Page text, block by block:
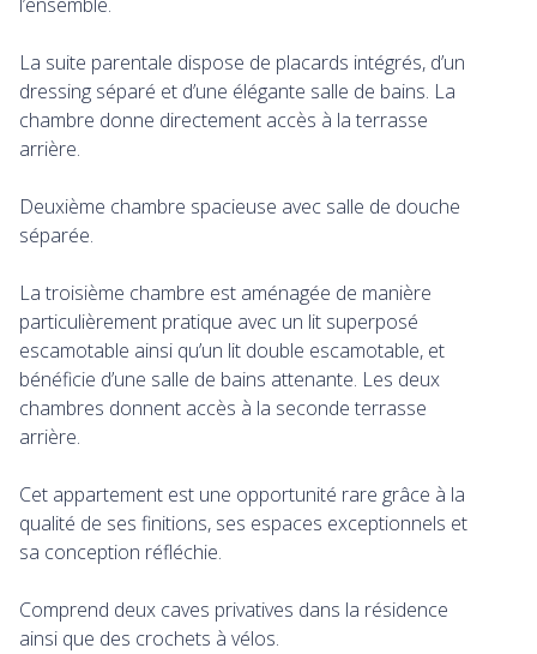
La suite parentale dispose de placards intégrés, d’un
dressing séparé et d’une élégante salle de bains. La
chambre donne directement accès à la terrasse
arrière.
Deuxième chambre spacieuse avec salle de douche
séparée.
La troisième chambre est aménagée de manière
particulièrement pratique avec un lit superposé
escamotable ainsi qu’un lit double escamotable, et
bénéficie d’une salle de bains attenante. Les deux
chambres donnent accès à la seconde terrasse
arrière.
Cet appartement est une opportunité rare grâce à la
qualité de ses finitions, ses espaces exceptionnels et
sa conception réfléchie.
Comprend deux caves privatives dans la résidence
ainsi que des crochets à vélos.